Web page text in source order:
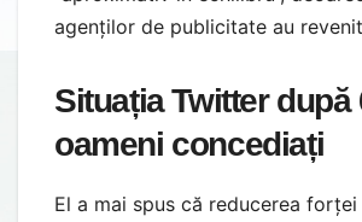
agenților de publicitate au
Situația Twitter după
oameni concediați
El a mai spus că reducerea